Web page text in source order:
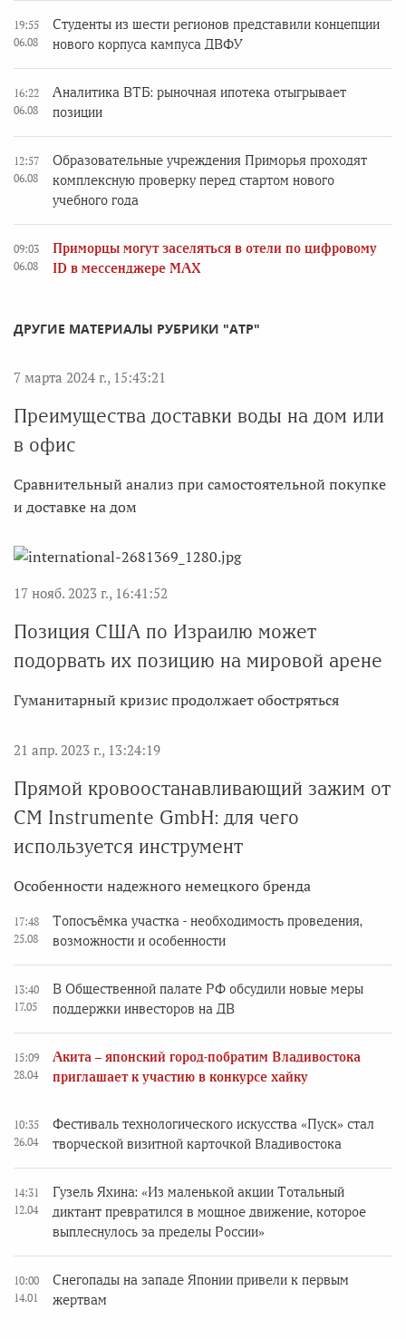
19:55
06.08
Студенты из шести регионов представили концепции
нового корпуса кампуса ДВФУ
16:22
06.08
Аналитика ВТБ: рыночная ипотека отыгрывает
позиции
12:57
06.08
Образовательные учреждения Приморья проходят
комплексную проверку перед стартом нового
учебного года
09:03
06.08
Приморцы могут заселяться в отели по цифровому
ID в мессенджере MAX
ДРУГИЕ МАТЕРИАЛЫ РУБРИКИ "АТР"
7 марта 2024 г., 15:43:21
Преимущества доставки воды на дом или
в офис
Сравнительный анализ при самостоятельной покупке
и доставке на дом
17 нояб. 2023 г., 16:41:52
Позиция США по Израилю может
подорвать их позицию на мировой арене
Гуманитарный кризис продолжает обостряться
21 апр. 2023 г., 13:24:19
Прямой кровоостанавливающий зажим от
CM Instrumente GmbH: для чего
используется инструмент
Особенности надежного немецкого бренда
17:48
25.08
Топосъёмка участка - необходимость проведения,
возможности и особенности
13:40
17.05
В Общественной палате РФ обсудили новые меры
поддержки инвесторов на ДВ
15:09
28.04
Акита – японский город-побратим Владивостока
приглашает к участию в конкурсе хайку
10:35
26.04
Фестиваль технологического искусства «Пуск» стал
творческой визитной карточкой Владивостока
14:31
12.04
Гузель Яхина: «Из маленькой акции Тотальный
диктант превратился в мощное движение, которое
выплеснулось за пределы России»
10:00
14.01
Снегопады на западе Японии привели к первым
жертвам